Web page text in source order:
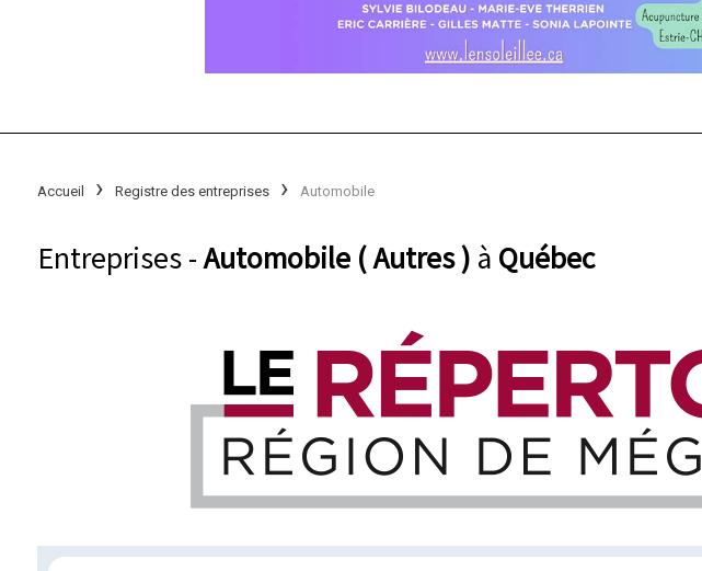
Accueil Registre des entreprises Automobile
Entreprises -Automobile ( Autres ) à Québec